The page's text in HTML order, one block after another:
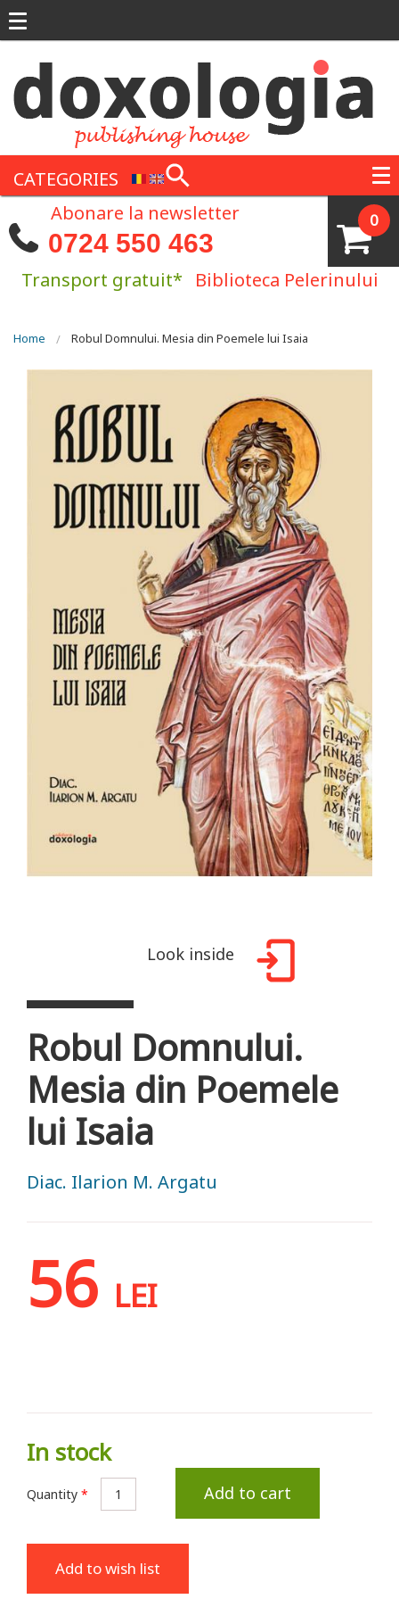
CATEGORIES
0
Abonare la newsletter
0724 550 463
Transport gratuit* Biblioteca Pelerinului
You are here
Home Robul Domnului. Mesia din Poemele lui Isaia
Look inside
Robul Domnului.
Mesia din Poemele
lui Isaia
Diac. Ilarion M. Argatu
56 LEI
In stock
Quantity * Add to cart
Add to wish list